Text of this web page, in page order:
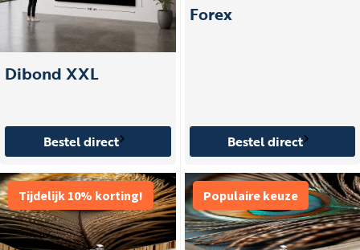
Dibond XXL
Bestel direct
Forex
Bestel direct
Tijdelijk 10% korting! Populaire keuze